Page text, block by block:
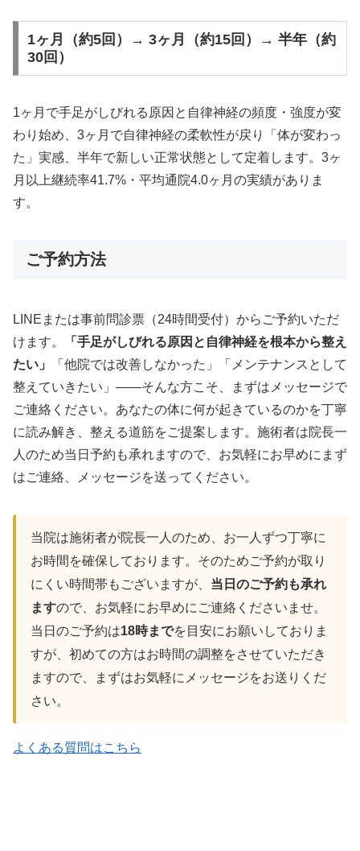
1ヶ月（約5回）→ 3ヶ月（約15回）→ 半年（約
30回）
1ヶ月で手足がしびれる原因と自律神経の頻度・強度が変
わり始め、3ヶ月で自律神経の柔軟性が戻り「体が変わっ
た」実感、半年で新しい正常状態として定着します。3ヶ
月以上継続率41.7%・平均通院4.0ヶ月の実績がありま
す。
ご予約方法
LINEまたは事前問診票（24時間受付）からご予約いただ
けます。
「手足がしびれる原因と自律神経を根本から整え
たい」
「他院では改善しなかった」「メンテナンスとして
整えていきたい」——そんな方こそ、まずはメッセージで
ご連絡ください。あなたの体に何が起きているのかを丁寧
に読み解き、整える道筋をご提案します。施術者は院長一
人のため当日予約も承れますので、お気軽にお早めにまず
はご連絡、メッセージを送ってください。
当院は施術者が院長一人のため、お一人ずつ丁寧に
お時間を確保しております。そのためご予約が取り
にくい時間帯もございますが、 当日のご予約も承れ
ますので、お気軽にお早めにご連絡くださいませ。
当日のご予約は18時までを目安にお願いしておりま
すが、初めての方はお時間の調整をさせていただき
ますので、まずはお気軽にメッセージをお送りくだ
さい。
よくある質問はこちら